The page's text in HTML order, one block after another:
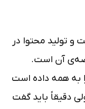
و تولید محتوا در
آن است.
به همه داده است
دقیقاً باید گفت